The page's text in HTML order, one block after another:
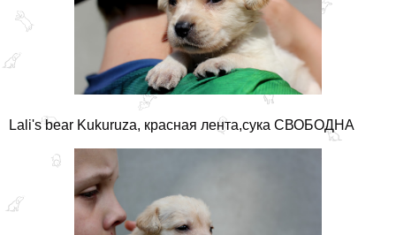
Lali's bear Kukuruza, красная лента,сука СВОБОДНА